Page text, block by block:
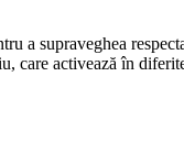
a supraveghea
care activează în